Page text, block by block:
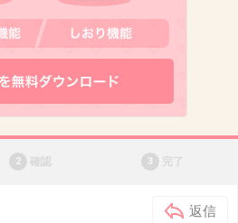
2 確認 3 完了
返信